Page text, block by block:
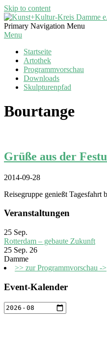
Skip to content
Kunst+Kultur-
Kreis
Primary Navigation Menu
Menu
Startseite
Artothek
Programmvorschau
Downloads
Skulpturenpfad
Bourtange
Grüße aus der
2014-09-28
Reisegruppe genießt
Veranstaltungen
25 Sep.
Rotterdam – gebaute Zukunft
25 Sep. 26
Damme
>> zur Programmvorschau ->
Event-Kalender